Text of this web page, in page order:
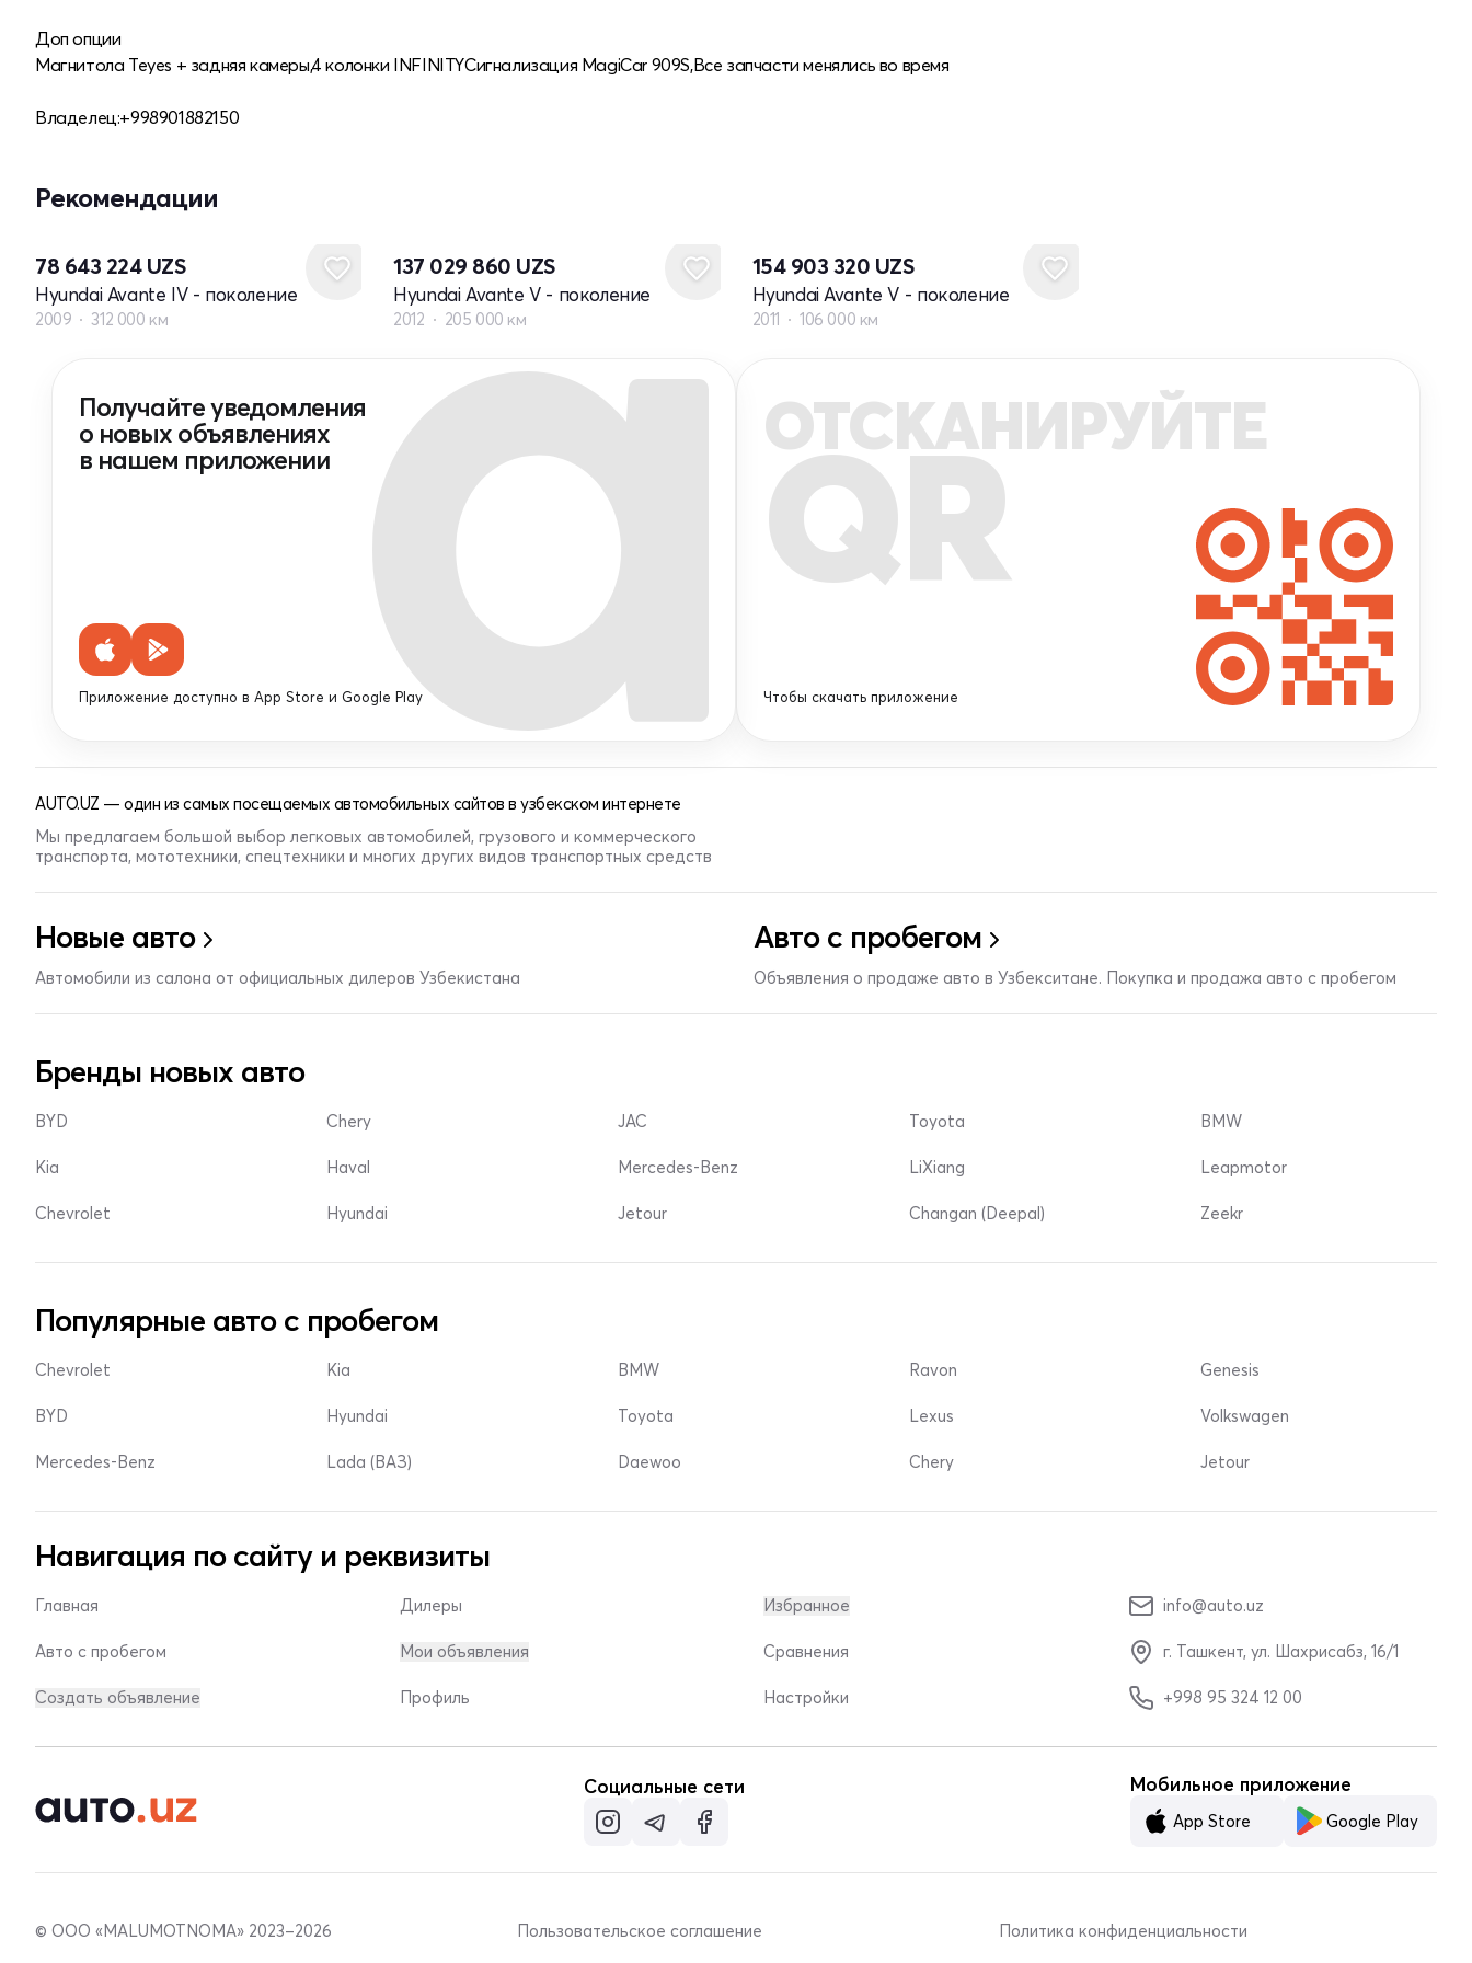
Доп опции
Магнитола Teyes + задняя камеры,4 колонки INFINITYСигнализация MagiCar 909S,Все запчасти менялись во время
Владелец:+998901882150
Рекомендации
78 643 224 UZS
Hyundai Avante IV - поколение
2009 312 000 км
137 029 860 UZS
Hyundai Avante V - поколение
2012 205 000 км
154 903 320 UZS
Hyundai Avante V - поколение
2011 106 000 км
Получайте уведомления
о новых объявлениях
в нашем приложении
Приложение доступно в App Store и Google Play
ОТСКАНИРУЙТЕ
QR
Чтобы скачать приложение
AUTO.UZ — один из самых посещаемых автомобильных сайтов в узбекском интернете
Мы предлагаем большой выбор легковых автомобилей, грузового и коммерческого
транспорта, мототехники, спецтехники и многих других видов транспортных средств
Новые авто
Автомобили из салона от официальных дилеров Узбекистана
Авто с пробегом
Объявления о продаже авто в Узбекситане. Покупка и продажа авто с пробегом
Бренды новых авто
BYD
Kia
Chevrolet
Chery
Haval
Hyundai
JAC
Mercedes-Benz
Jetour
Toyota
LiXiang
Changan (Deepal)
BMW
Leapmotor
Zeekr
Популярные авто с пробегом
Chevrolet
BYD
Mercedes-Benz
Kia
Hyundai
Lada (ВАЗ)
BMW
Toyota
Daewoo
Ravon
Lexus
Chery
Genesis
Volkswagen
Jetour
Навигация по сайту и реквизиты
Главная
Авто с пробегом
Создать объявление
Дилеры
Мои объявления
Профиль
Избранное
Сравнения
Настройки
info@auto.uz
г. Ташкент, ул. Шахрисабз, 16/1
+998 95 324 12 00
Социальные сети Мобильное приложение
App Store Google Play
© ООО «MALUMOTNOMA» 2023–2026 Пользовательское соглашение Политика конфиденциальности